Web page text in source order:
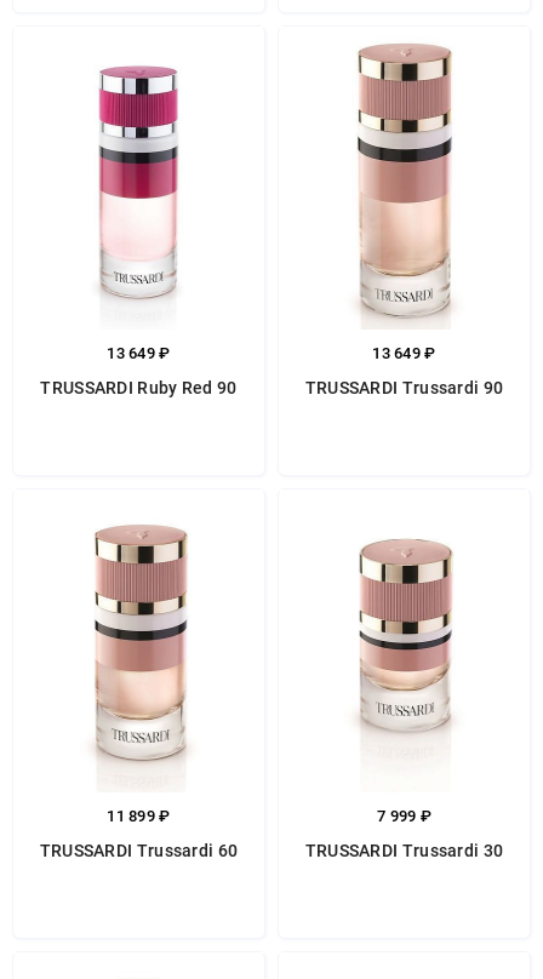
13 649 ₽
TRUSSARDI Ruby Red 90
13 649 ₽
TRUSSARDI Trussardi 90
11 899 ₽
TRUSSARDI Trussardi 60
7 999 ₽
TRUSSARDI Trussardi 30